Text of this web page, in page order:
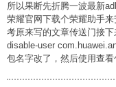
所以果断先折腾一波最新
荣耀官网下载个荣耀助手
考原来写的文章传送门接
disable-user
包名字改了，然后使用查